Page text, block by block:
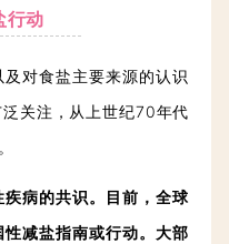
行动
对食盐主要来源的认识
关注，从上世纪70年代
病的共识。
目前，全球
减盐指南或行动。大部